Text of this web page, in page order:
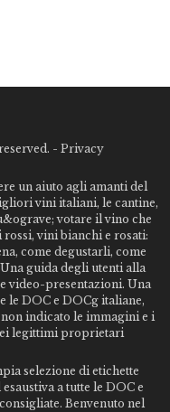
- Privacy
un aiuto agli amanti del
vini italiani, le cantine,
votare il vino che
vini bianchi e rosati:
come degustarli, come
guida degli utenti alla
video-presentazioni. Una
le DOC e DOCg italiane,
indicato le immagini e i
legittimi proprietari
selezione di etichette
a tutte le DOC e
Benvenuto nel